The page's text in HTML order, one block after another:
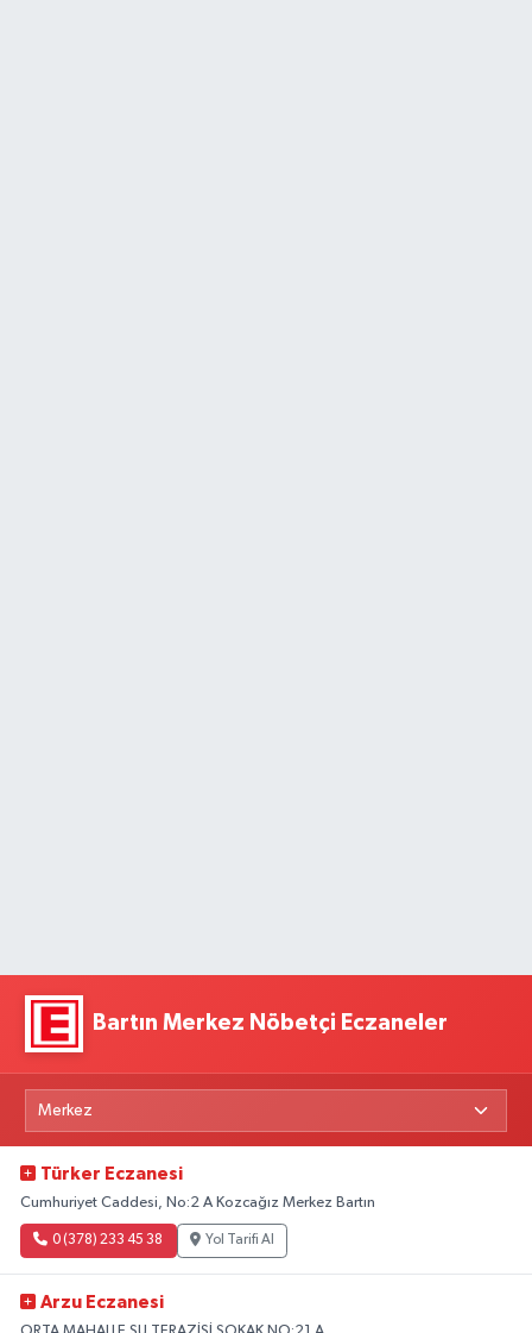
Bartın Merkez Nöbetçi Eczaneler
Türker Eczanesi
Cumhuriyet Caddesi, No:2 A Kozcağız Merkez Bartın
0 (378) 233 45 38 Yol Tarifi Al
Arzu Eczanesi